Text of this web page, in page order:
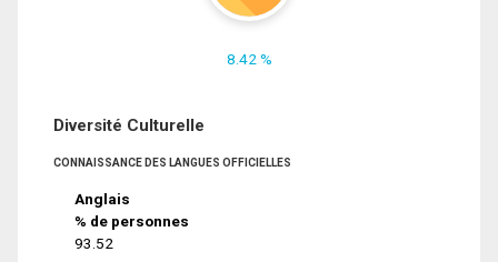
8.42 %
Diversité Culturelle
CONNAISSANCE DES LANGUES OFFICIELLES
Anglais
% de personnes
93.52